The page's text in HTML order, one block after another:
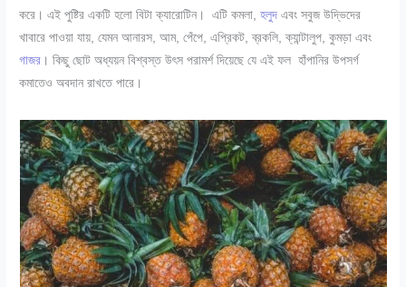
করে। এই পুষ্টির একটি হলো বিটা ক্যারোটিন। এটি কমলা,হলুদ এবং সবুজ উদ্ভিদের
খাবারে পাওয়া যায়, যেমন আনারস, আম, পেঁপে, এপ্রিকট, ব্রকলি, ক্যান্টালুপ, কুমড়া এবং
গাজর । কিছু ছোট অধ্যয়ন বিশ্বস্ত উৎস পরামর্শ দিয়েছে যে এই ফল হাঁপানির উপসর্গ
কমাতেও অবদান রাখতে পারে।